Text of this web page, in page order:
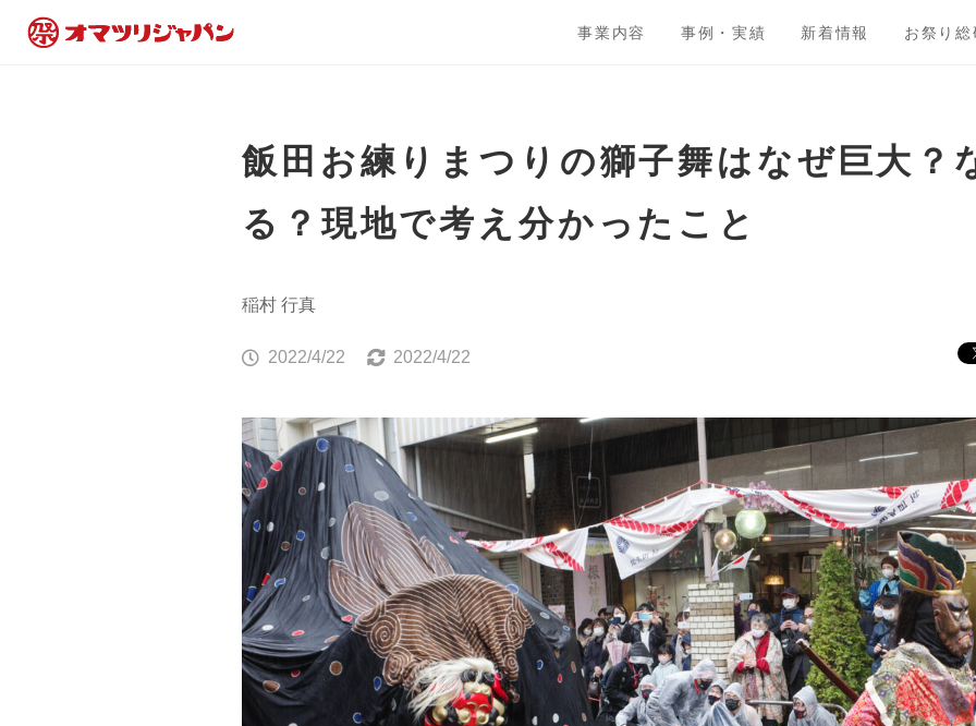
事業内容 事例・実績 新着情報 お祭り総
飯田お練りまつりの獅子舞はなぜ巨大？
る？現地で考え分かったこと
稲村 行真
2022/4/22 2022/4/22